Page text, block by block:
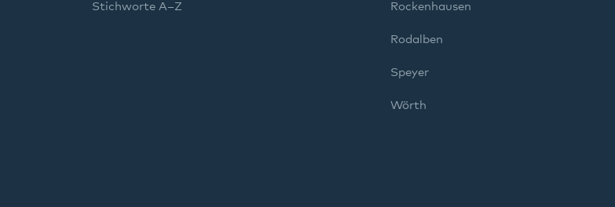
Stichworte A–Z Rockenhausen
Rodalben
Speyer
Wörth